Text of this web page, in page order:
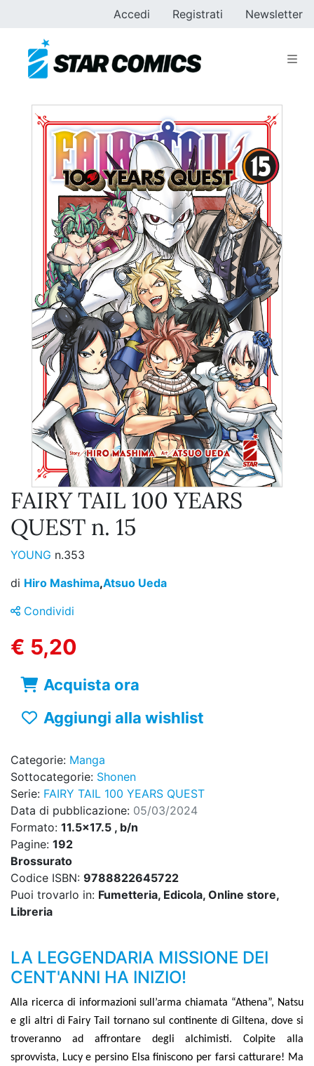
Accedi Registrati Newsletter
FAIRY TAIL 100 YEARS
QUEST n. 15
YOUNG n.353
di Hiro Mashima,Atsuo Ueda
Condividi
€ 5,20
Acquista ora
Aggiungi alla wishlist
Categorie: Manga
Sottocategorie: Shonen
Serie: FAIRY TAIL 100 YEARS QUEST
Data di pubblicazione: 05/03/2024
Formato: 11.5x17.5 , b/n
Pagine: 192
Brossurato
Codice ISBN: 9788822645722
Puoi trovarlo in: Fumetteria, Edicola, Online store,
Libreria
LA LEGGENDARIA MISSIONE DEI
CENT'ANNI HA INIZIO!
Alla ricerca di informazioni sull’arma chiamata “Athena”, Natsu
e gli altri di Fairy Tail tornano sul continente di Giltena, dove si
troveranno ad affrontare degli alchimisti. Colpite alla
sprovvista, Lucy e persino Elsa finiscono per farsi catturare! Ma